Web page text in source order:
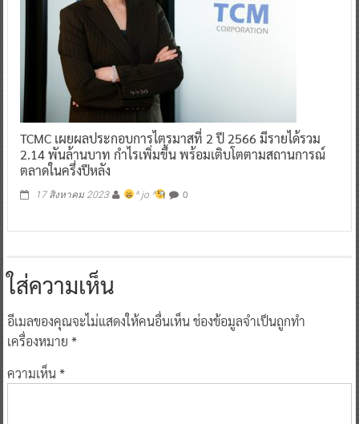
TCMC เผยผลประกอบการไตรมาสที่ 2 ปี 2566 มีรายได้รวม
2.14 พันล้านบาท กำไรเพิ่มขึ้น พร้อมเติบโตตามสถานการณ์
ตลาดในครึ่งปีหลัง
17 สิงหาคม 2023 ^ jo ^ 0
อีเมลของคุณจะไม่แสดงให้คนอื่นเห็น
ความเห็น*